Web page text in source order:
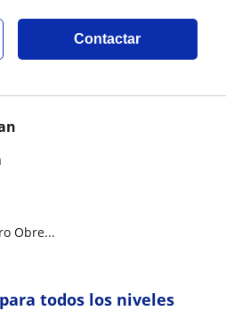
Contactar
Obre...
todos los niveles